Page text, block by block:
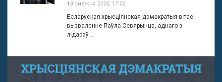
13 снежня 2025, 17:02
Беларуская хрысціянская дэмакратыя вітае
вызваленне Паўла Севярынца, аднаго з
лідараў ...